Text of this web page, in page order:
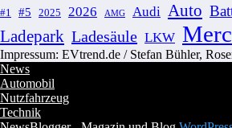
#1 #5 2025 2026 AMG Audi Auto
Ladepark Ladesäule LKW
Impressum: EVtrend.de / Stefan Bühler,
News
Automobil
Nutzfahrzeug
Technik